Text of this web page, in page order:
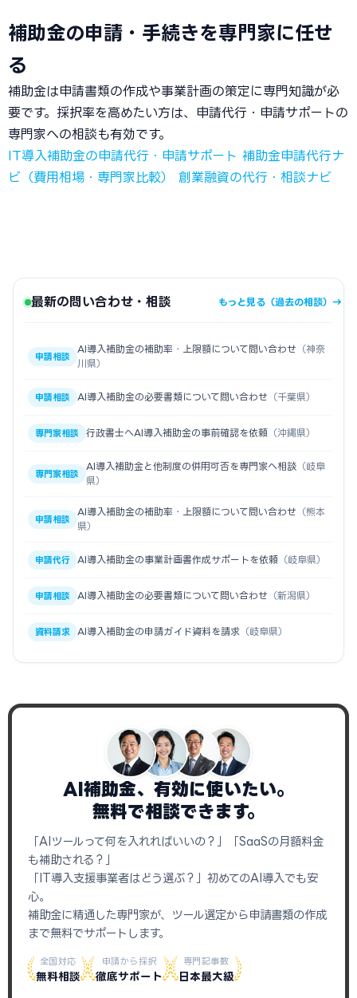
補助金の申請・手続きを専門家に任せ
る
補助金は申請書類の作成や事業計画の策定に専門知識が必
要です。採択率を高めたい方は、申請代行・申請サポートの
専門家への相談も有効です。
IT導入補助金の申請代行・申請サポート 補助金申請代行ナ
ビ（費用相場・専門家比較）
創業融資の代行・相談ナビ
最新の問い合わせ・相談 もっと見る（過去の相談）→
申請相談
AI導入補助金の補助率・上限額について問い合わせ （神奈
川県）
申請相談 AI導入補助金の必要書類について問い合わせ （千葉県）
専門家相談 行政書士へAI導入補助金の事前確認を依頼 （沖縄県）
専門家相談
AI導入補助金と他制度の併用可否を専門家へ相談 （岐阜
県）
申請相談
AI導入補助金の補助率・上限額について問い合わせ （熊本
県）
申請代行 AI導入補助金の事業計画書作成サポートを依頼 （岐阜県）
申請相談 AI導入補助金の必要書類について問い合わせ （新潟県）
資料請求 AI導入補助金の申請ガイド資料を請求 （岐阜県）
AI補助金、有効に使いたい。
無料で相談できます。
「AIツールって何を入れればいいの？」「SaaSの月額料金
も補助される？」
「IT導入支援事業者はどう選ぶ？」初めてのAI導入でも安
心。
補助金に精通した専門家が、ツール選定から申請書類の作成
まで無料でサポートします。
全国対応
無料相談
申請から採択
徹底サポート
専門記事数
日本最大級